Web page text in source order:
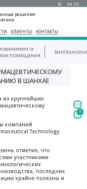
EN CH RU
решения
КЛИЕНТЫ КОНТАКТЫ
И
ПОМЕЩЕНИЯ
В ШАНХАЕ
из крупнейших
компаний
Technology
отметил, что
участниками
последних
крайне полезны и
0